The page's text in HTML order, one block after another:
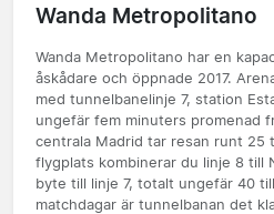
Wanda Metropolitano
Wanda Metropolitano har en
åskådare och öppnade 2017.
med tunnelbanelinje 7, station
ungefär fem minuters promenad
centrala Madrid tar resan runt 25
flygplats kombinerar du linje 8 till
byte till linje 7, totalt ungefär 40
matchdagar är tunnelbanan det